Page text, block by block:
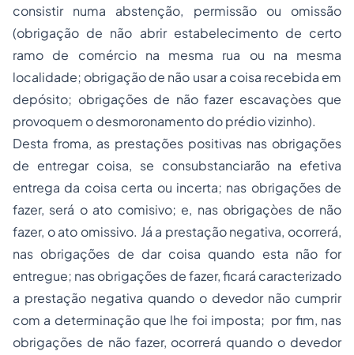
consistir numa abstenção, permissão ou omissão
(obrigação de não abrir estabelecimento de certo
ramo de comércio na mesma rua ou na mesma
localidade; obrigação de não usar a coisa recebida em
depósito; obrigações de não fazer escavaçòes que
provoquem o desmoronamento do prédio vizinho).
Desta froma, as prestações positivas nas obrigações
de entregar coisa, se consubstanciarão na efetiva
entrega da coisa certa ou incerta; nas obrigações de
fazer, será o ato comisivo; e, nas obrigaçòes de não
fazer, o ato omissivo. Já a prestação negativa, ocorrerá,
nas obrigações de dar coisa quando esta não for
entregue; nas obrigações de fazer, ficará caracterizado
a prestação negativa quando o devedor não cumprir
com a determinação que lhe foi imposta; por fim, nas
obrigações de não fazer, ocorrerá quando o devedor